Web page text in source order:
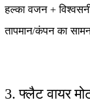
हल्का वजन +
तापमान/कंपन का
3. फ्लैट वायर